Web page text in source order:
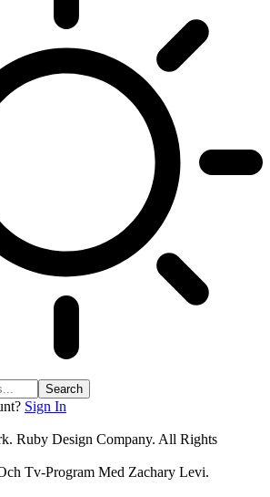
Sign In
Ruby Design Company. All Rights
Tv-Program Med Zachary Levi.